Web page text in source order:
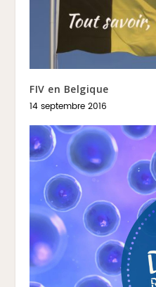
FIV en Belgique
14 septembre 2016